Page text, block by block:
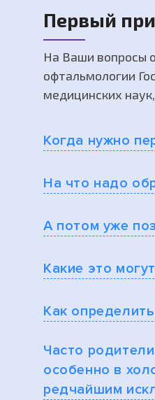
Первый
На Ваши вопросы
офтальмологии
медицинских
Когда нужно
На что надо
А потом уже
Какие это
Как
Часто
особенно в
редчайшим